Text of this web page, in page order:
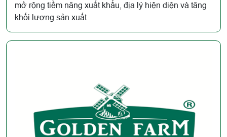
mở rộng tiềm năng xuất khẩu, địa lý hiện diện và tăng
khối lượng sản xuất